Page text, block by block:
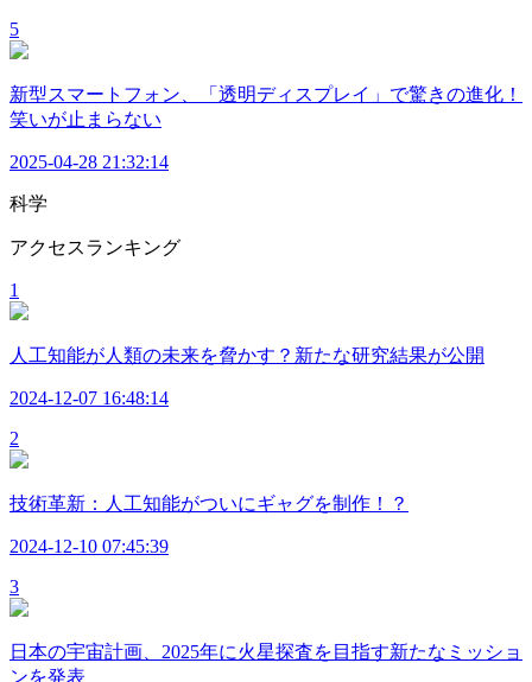
5
新型スマートフォン、「透明ディスプレイ」で驚きの進化！
笑いが止まらない
2025-04-28 21:32:14
科学
アクセスランキング
1
人工知能が人類の未来を脅かす？新たな研究結果が公開
2024-12-07 16:48:14
2
技術革新：人工知能がついにギャグを制作！？
2024-12-10 07:45:39
3
日本の宇宙計画、2025年に火星探査を目指す新たなミッショ
ンを発表